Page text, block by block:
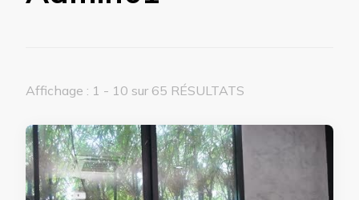
Affichage : 1 - 10 sur 65 RÉSULTATS